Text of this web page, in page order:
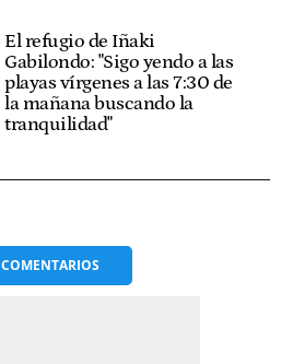
El refugio de Iñaki
Gabilondo: "Sigo yendo a las
playas vírgenes a las 7:30 de
la mañana buscando la
tranquilidad"
COMENTARIOS